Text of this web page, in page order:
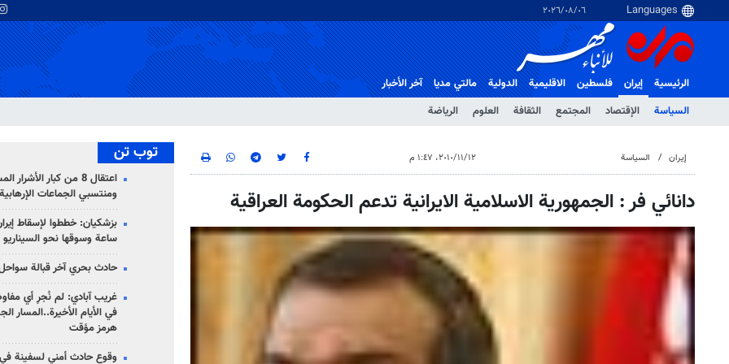
٠٦‏/٠٨‏/٢٠٢٦
الرئيسية
إيران
السياسة
الإقتصاد المجتمع الثقافة العلوم الرياضة
فلسطین الاقلیمیة الدولية مالتي مدیا آخر الأخبار
إيران السياسة ١٢‏/١١‏/٢٠١٠، ١:٤٧ م
دانائي فر : الجمهورية الاسلامية الايرانية تدعم الحكومة العراقية
توب تن
اعتقال 8 من كبار
ومنتسبي الجماعات الإرهابية
ساعة وسوقها نحو
حادث بحري آخر قبالة
غريب آبادي: لم نُجرِ أي
في الأيام الأخيرة..المسار
هرمز مؤقت
وقوع حادث أمني لسفينة